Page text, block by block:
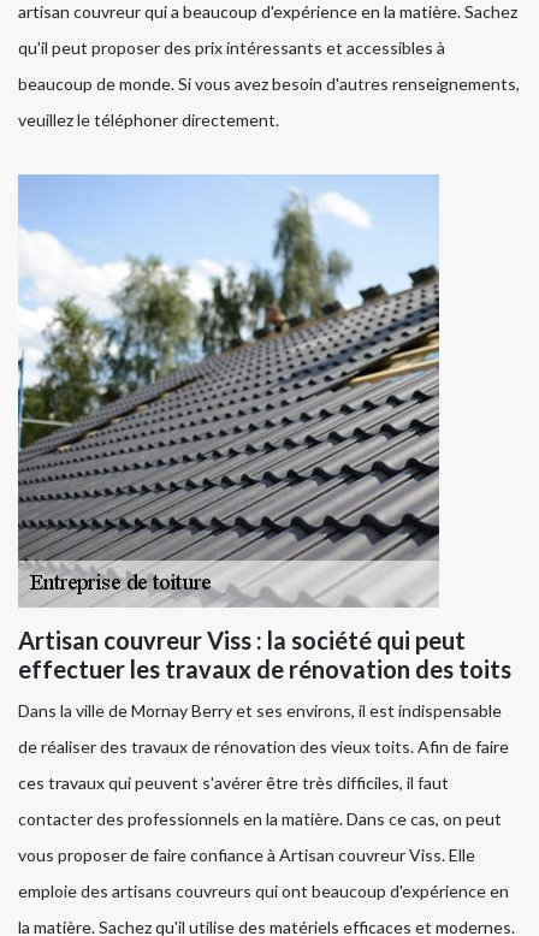
artisan couvreur qui a beaucoup d'expérience en la matière. Sachez
qu'il peut proposer des prix intéressants et accessibles à
beaucoup de monde. Si vous avez besoin d'autres renseignements,
veuillez le téléphoner directement.
Artisan couvreur Viss : la société qui peut
effectuer les travaux de rénovation des toits
Dans la ville de Mornay Berry et ses environs, il est indispensable
de réaliser des travaux de rénovation des vieux toits. Afin de faire
ces travaux qui peuvent s'avérer être très difficiles, il faut
contacter des professionnels en la matière. Dans ce cas, on peut
vous proposer de faire confiance à Artisan couvreur Viss. Elle
emploie des artisans couvreurs qui ont beaucoup d'expérience en
la matière. Sachez qu'il utilise des matériels efficaces et modernes.